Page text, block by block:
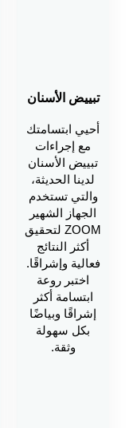
تبييض الأسنان
أحيي ابتسامتك
مع إجراءات
تبييض الأسنان
لدينا الحديثة،
والتي تستخدم
الجهاز الشهير
ZOOM لتحقيق
أكثر النتائج
فعالية وإشراقًا.
اختبر روعة
ابتسامة أكثر
إشراقًا وبياضًا
بكل سهولة
وثقة.